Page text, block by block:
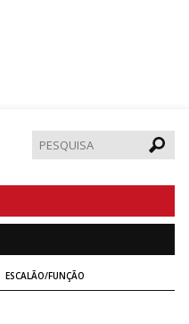
ESCALÃO/FUNÇÃO